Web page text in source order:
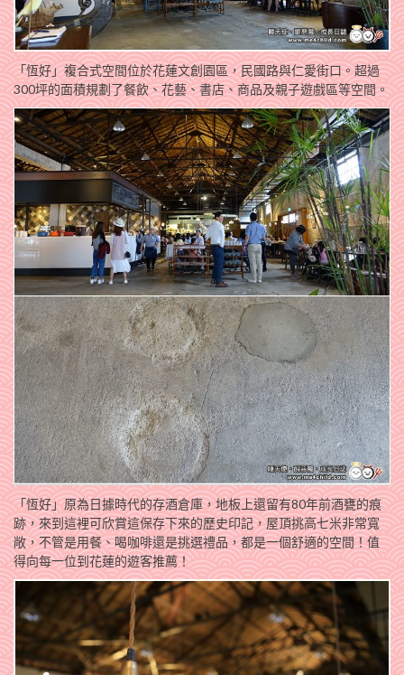
「恆好」複合式空間位於花蓮文創園區，民國路與仁愛街口。超過
300坪的面積規劃了餐飲、花藝、書店、商品及親子遊戲區等空間。
「恆好」原為日據時代的存酒倉庫，地板上還留有80年前酒甕的痕
跡，來到這裡可欣賞這保存下來的歷史印記，屋頂挑高七米非常寬
敞，不管是用餐、喝咖啡還是挑選禮品，都是一個舒適的空間！值
得向每一位到花蓮的遊客推薦！